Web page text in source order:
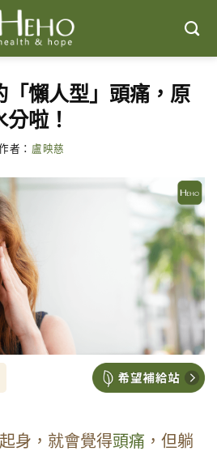
「懶人型」頭痛，原
啦！
者： 盧映慈
身，就會覺得頭痛 ，但躺